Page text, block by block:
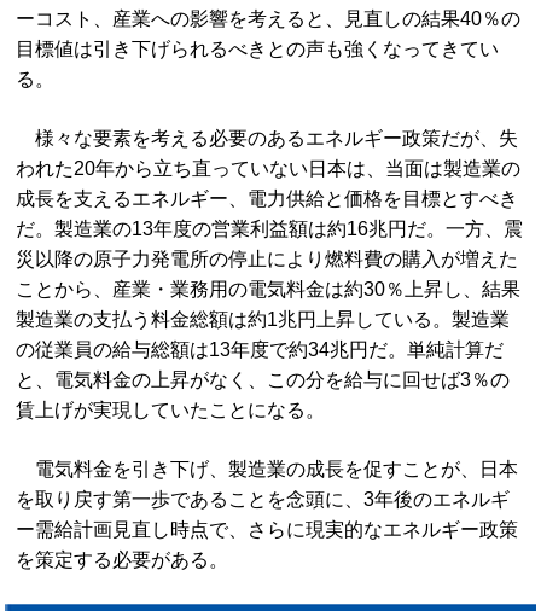
ーコスト、産業への影響を考えると、見直しの結果40％の
目標値は引き下げられるべきとの声も強くなってきてい
る。
様々な要素を考える必要のあるエネルギー政策だが、失
われた20年から立ち直っていない日本は、当面は製造業の
成長を支えるエネルギー、電力供給と価格を目標とすべき
だ。製造業の13年度の営業利益額は約16兆円だ。一方、震
災以降の原子力発電所の停止により燃料費の購入が増えた
ことから、産業・業務用の電気料金は約30％上昇し、結果
製造業の支払う料金総額は約1兆円上昇している。製造業
の従業員の給与総額は13年度で約34兆円だ。単純計算だ
と、電気料金の上昇がなく、この分を給与に回せば3％の
賃上げが実現していたことになる。
電気料金を引き下げ、製造業の成長を促すことが、日本
を取り戻す第一歩であることを念頭に、3年後のエネルギ
ー需給計画見直し時点で、さらに現実的なエネルギー政策
を策定する必要がある。